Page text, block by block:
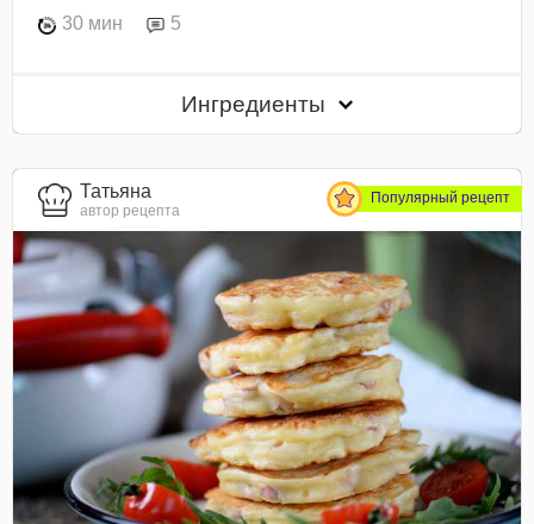
30 мин
5
Ингредиенты
Татьяна
автор рецепта
Популярный рецепт